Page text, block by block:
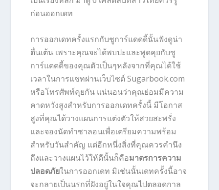
ก่อนออกเดท
การออกเดทครั้งแรกกับชูการ์แดดดี้นั้นฟังดูน่า
ตื่นเต้น เพราะคุณจะได้พบปะและพูดคุยกับชู
การ์แดดดี้ของคุณตัวเป็นๆหลังจากที่คุณได้ใช้
เวลาในการแชทผ่านเว็บไซต์ Sugarbook.com
หรือโทรศัพท์คุยกัน แน่นอนว่าคุณย่อมมีความ
คาดหวังสูงสำหรับการออกเดทครั้งนี้ มีโอกาส
สูงที่คุณได้วางแผนการแต่งตัวให้สวยสะพรั่ง
และจองนัดทำซาลอนเพื่อเตรียมความพร้อม
สำหรับวันสำคัญ แต่อีกหนึ่งสิ่งที่คุณควรคำนึง
ถึงและวางแผนไว้ให้ดีนั้นก็คือมาตรการความ
ปลอดภัยในการออกเดท มิเช่นนั้นเดทครั้งนี้อาจ
จะกลายเป็นนรกที่ฝังอยู่ในใจคุณไปตลอดกาล